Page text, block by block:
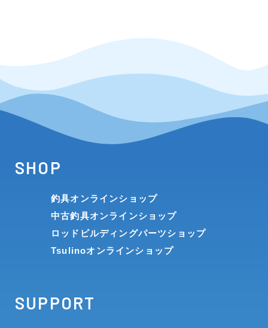
SHOP
釣具オンラインショップ
中古釣具オンラインショップ
ロッドビルディングパーツショップ
Tsulinoオンラインショップ
SUPPORT